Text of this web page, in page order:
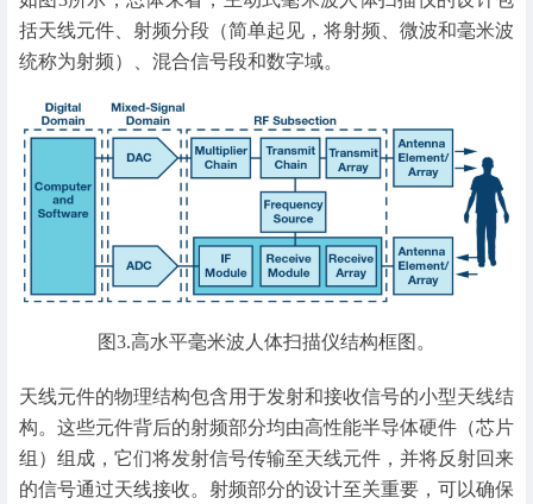
括天线元件、射频分段（简单起见，将射频、微波和毫米波
统称为射频）、混合信号段和数字域。
图3.高水平毫米波人体扫描仪结构框图。
天线元件的物理结构包含用于发射和接收信号的小型天线结
构。这些元件背后的射频部分均由高性能半导体硬件（芯片
组）组成，它们将发射信号传输至天线元件，并将反射回来
的信号通过天线接收。射频部分的设计至关重要，可以确保